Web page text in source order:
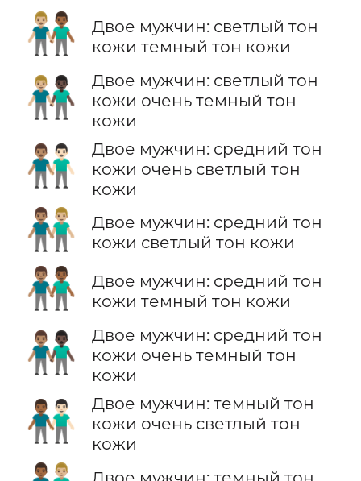
👨🏼‍🤝‍👨🏾
Двое мужчин: светлый тон
кожи темный тон кожи
👨🏼‍🤝‍👨🏿
Двое мужчин: светлый тон
кожи очень темный тон
кожи
👨🏽‍🤝‍👨🏻
Двое мужчин: средний тон
кожи очень светлый тон
кожи
👨🏽‍🤝‍👨🏼
Двое мужчин: средний тон
кожи светлый тон кожи
👨🏽‍🤝‍👨🏾
Двое мужчин: средний тон
кожи темный тон кожи
👨🏽‍🤝‍👨🏿
Двое мужчин: средний тон
кожи очень темный тон
кожи
👨🏾‍🤝‍👨🏻
Двое мужчин: темный тон
кожи очень светлый тон
кожи